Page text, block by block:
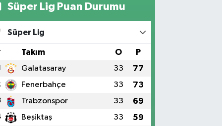
Süper Lig Puan Durumu
Süper Lig
Takım O P
Galatasaray 33 77
Fenerbahçe 33 73
Trabzonspor 33 69
Beşiktaş 33 59